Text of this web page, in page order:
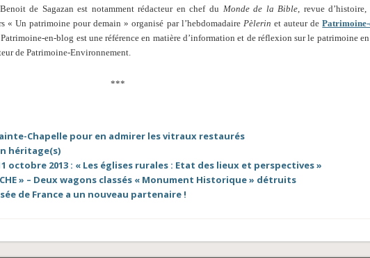
de Sagazan est notamment rédacteur en chef du Monde de la Bible, revue d’histoire,
« Un patrimoine pour demain » organisé par l’hebdomadaire Pèlerin et auteur de
en-blog est une référence en matière d’information et de réflexion sur le patrimoine en
de Patrimoine-Environnement.
***
Chapelle pour en admirer les vitraux restaurés
héritage(s)
octobre 2013 : « Les églises rurales : Etat des lieux et perspectives »
» – Deux wagons classés « Monument Historique » détruits
de France a un nouveau partenaire !